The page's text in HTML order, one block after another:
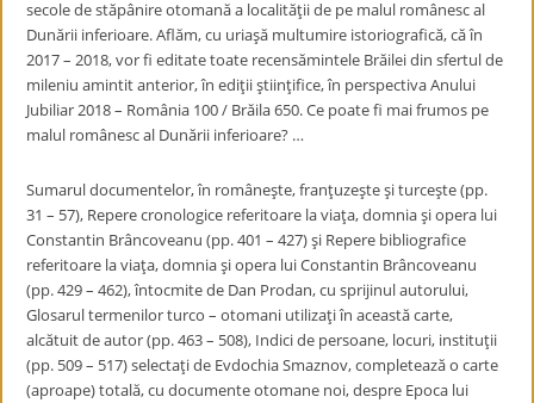
secole de stăpânire otomană a localităţii de pe malul românesc al
Dunării inferioare. Aflăm, cu uriaşă multumire istoriografică, că în
2017 – 2018, vor fi editate toate recensămintele Brăilei din sfertul de
mileniu amintit anterior, în ediţii ştiinţifice, în perspectiva Anului
Jubiliar 2018 – România 100 / Brăila 650. Ce poate fi mai frumos pe
malul românesc al Dunării inferioare? …
Sumarul documentelor, în româneşte, franţuzeşte şi turceşte (pp.
31 – 57), Repere cronologice referitoare la viaţa, domnia şi opera lui
Constantin Brâncoveanu (pp. 401 – 427) şi Repere bibliografice
referitoare la viaţa, domnia şi opera lui Constantin Brâncoveanu
(pp. 429 – 462), întocmite de Dan Prodan, cu sprijinul autorului,
Glosarul termenilor turco – otomani utilizaţi în această carte,
alcătuit de autor (pp. 463 – 508), Indici de persoane, locuri, instituţii
(pp. 509 – 517) selectaţi de Evdochia Smaznov, completează o carte
(aproape) totală, cu documente otomane noi, despre Epoca lui